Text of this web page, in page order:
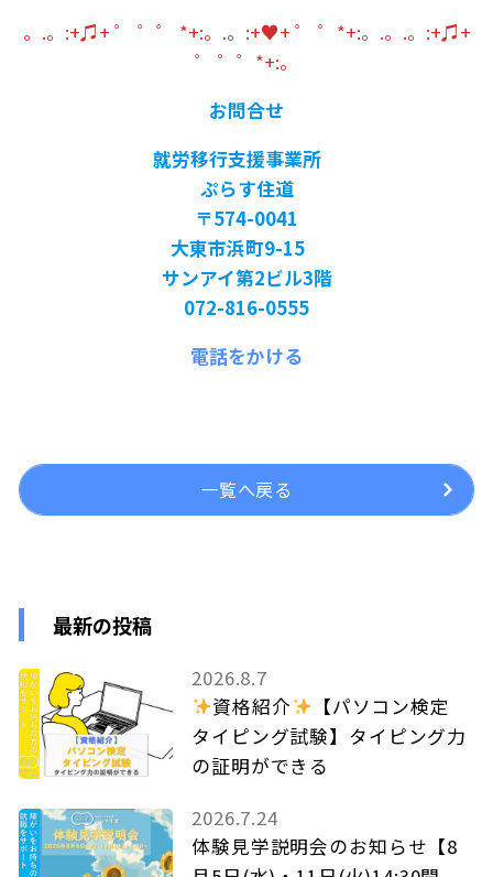
。.。:+♫+ ゜ ゜゜ *+:。.。:+♥+ ゜ ゜*+:。.。.。:+♫+
゜ ゜゜*+:。
お問合せ
就労移行支援事業所
ぷらす住道
〒574-0041
大東市浜町9-15
サンアイ第2ビル3階
072-816-0555
電話をかける
一覧へ戻る
最新の投稿
2026.8.7
資格紹介
【パソコン検定
タイピング試験】タイピング力
の証明ができる
2026.7.24
体験見学説明会のお知らせ【8